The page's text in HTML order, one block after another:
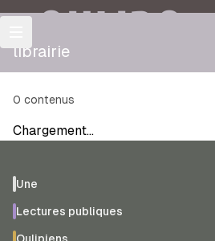
OULIPO
librairie
0 contenus
Chargement…
Une
Lectures publiques